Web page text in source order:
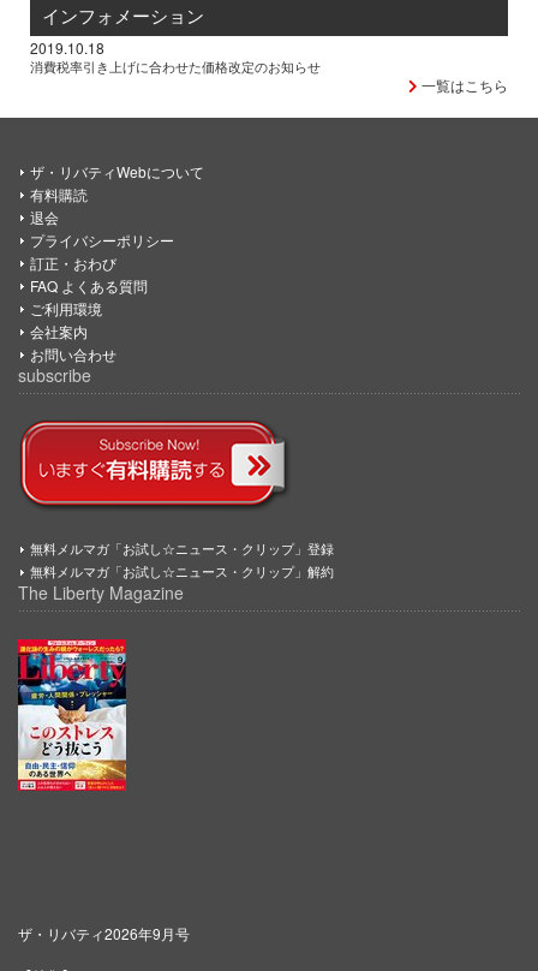
インフォメーション
2019.10.18
消費税率引き上げに合わせた価格改定のお知らせ
一覧はこちら
ザ・リバティWebについて
有料購読
退会
プライバシーポリシー
訂正・おわび
FAQ よくある質問
ご利用環境
会社案内
お問い合わせ
subscribe
無料メルマガ「お試し☆ニュース・クリップ」登録
無料メルマガ「お試し☆ニュース・クリップ」解約
The Liberty Magazine
ザ・リバティ2026年9月号